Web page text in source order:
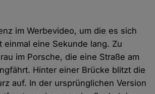
im Werbevideo, um die es sich
einmal eine Sekunde lang. Zu
im Porsche, die eine Straße am
Hinter einer Brücke blitzt die
auf. In der ursprünglichen Version